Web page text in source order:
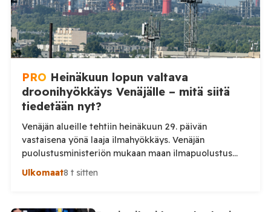
PRO Heinäkuun lopun valtava
droonihyökkäys Venäjälle – mitä siitä
tiedetään nyt?
Venäjän alueille tehtiin heinäkuun 29. päivän
vastaisena yönä laaja ilmahyökkäys. Venäjän
puolustusministeriön mukaan maan ilmapuolustus
ilmapuolustus torjui yön aikana yhteensä 295
Ulkomaat8 t sitten